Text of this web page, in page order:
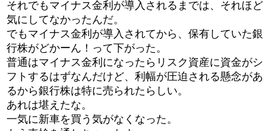
それでもマイナス金利が導入されるまでは、それほど
気にしてなかったんだ。
でもマイナス金利が導入されてから、保有していた銀
行株がどかーん！って下がった。
普通はマイナス金利になったらリスク資産に資金がシ
フトするはずなんだけど、利幅が圧迫される懸念があ
るから銀行株は特に売られたらしい。
あれは堪えたな。
一気に新車を買う気がなくなった。